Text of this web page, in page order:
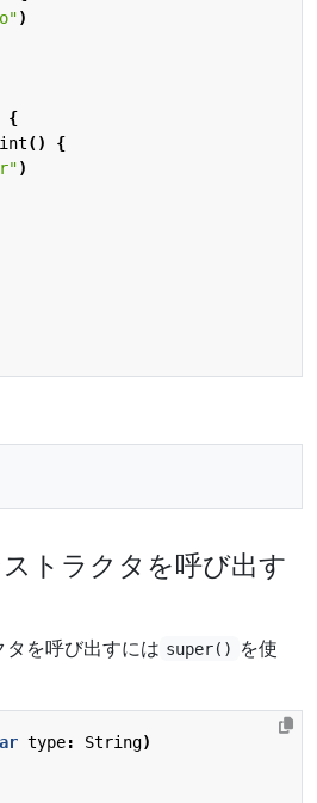
)
{
()
{
)
トラクタを呼び出す
を呼び出すには super()
を使
type: String)